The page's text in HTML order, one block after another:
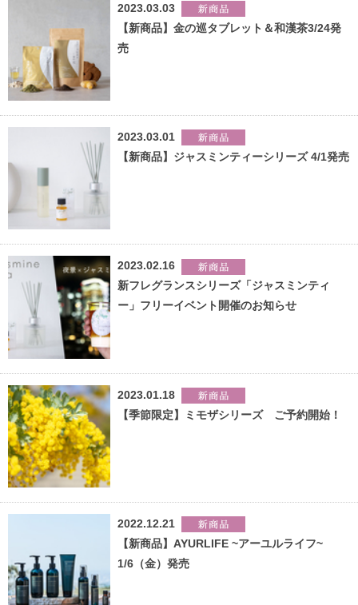
2023.03.03
【新商品】金の巡タブレット＆和漢茶3/24発
売
2023.03.01
【新商品】ジャスミンティーシリーズ 4/1発売
2023.02.16
新フレグランスシリーズ「ジャスミンティ
ー」フリーイベント開催のお知らせ
2023.01.18
【季節限定】ミモザシリーズ ご予約開始！
2022.12.21
【新商品】AYURLIFE ~アーユルライフ~
1/6（金）発売